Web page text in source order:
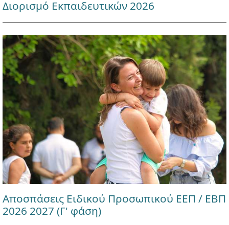
Διορισμό Εκπαιδευτικών 2026
Αποσπάσεις Ειδικού Προσωπικού ΕΕΠ / ΕΒΠ
2026 2027 (Γ' φάση)